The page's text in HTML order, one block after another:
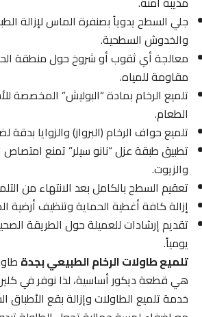
جلي السطح يدوياً بصنفرة الماس لإزالة الطبقة
والخدوش السطحية.
معالجة أي ثقوب أو شروخ حول منطقة
مقاومة للمياه.
تلميع الرخام بمادة “البوليش” المخصصة
الطعام.
تلميع حواف الرخام (البرواز) والزوايا بدقة
تطبيق طبقة عزل “نانو سيلر” تمنع امتصاص
والزيوت.
تعقيم السطح بالكامل بعد الانتهاء من
إزالة كافة أغطية الحماية وتنظيف أرضية
تقديم إرشادات للعميلة حول الطريقة
يومياً.
تلميع طاولات الرخام الطبيعي بجدة
هي قطعة ديكور أساسية، لذا نوفر في
خدمة تلميع الطاولات وإزالة بقع الأطباق